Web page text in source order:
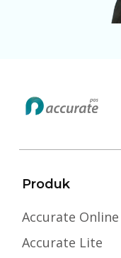
Produk
Accurate Online
Accurate Lite